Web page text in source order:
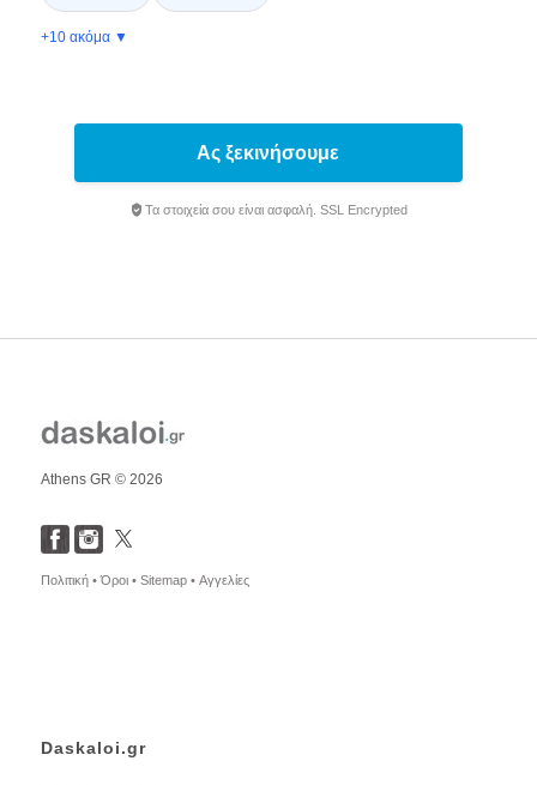
+10 ακόμα ▼
Ας ξεκινήσουμε
Τα στοιχεία σου είναι ασφαλή. SSL Encrypted
Athens GR © 2026
Πολιτική •Όροι • Sitemap • Αγγελίες
Daskaloi.gr